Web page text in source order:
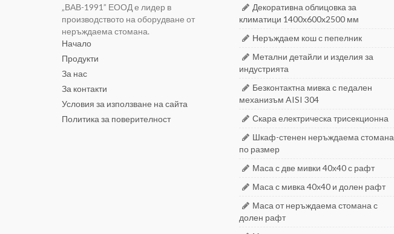
„ВАВ-1991” ЕООД е лидер в
производството на оборудване от
неръждаема стомана.
Начало
Продукти
За нас
За контакти
Условия за използване на сайта
Политика за поверителност
Декоративна облицовка за
климатици 1400x600x2500 мм
Неръждаем кош с пепелник
Метални детайли и изделия за
индустрията
Безконтактна мивка с педален
механизъм AISI 304
Скара електрическа трисекционна
Шкаф-стенен неръждаема стомана
по размер
Маса с две мивки 40х40 с рафт
Маса с мивка 40х40 и долен рафт
Маса от неръждаема стомана с
долен рафт